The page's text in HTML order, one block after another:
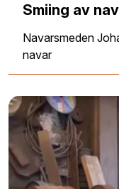
Smiing av
Navarsmeden
navar